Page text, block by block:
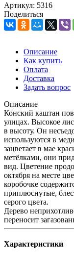
Артикул: 5316
Поделиться
Описание
Как купить
Оплата
Доставка
Задать вопрос
Описание
Конский каштан
улицах. Высокое
в высоту. Он
используются в
зацветает в мае
метёлками, они
вид. Цветение
октября на месте
коробочке
приплюснутые,
серого цвета.
Дерево
переносит
Характеристики